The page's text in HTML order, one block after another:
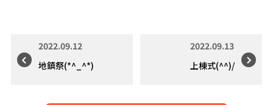
2022.09.12
地鎮祭(*^_^*)
2022.09.13
上棟式(^^)/